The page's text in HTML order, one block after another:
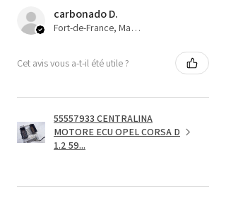
carbonado D.
Fort-de-France, Martinique
Cet avis vous a-t-il été utile ?
55557933 CENTRALINA
MOTORE ECU OPEL CORSA D
1.2 59...